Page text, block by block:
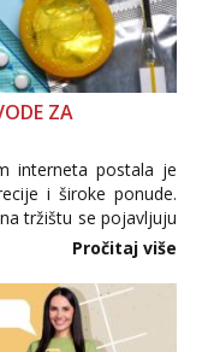
ZA
interneta postala je
i široke ponude.
tržištu se pojavljuju
internetske
Pročitaj više